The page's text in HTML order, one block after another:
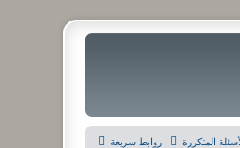
روابط سريعة المتكررة